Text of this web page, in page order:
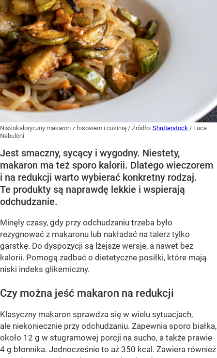
Niskokaloryczny makaron z łososiem i cukinią / Źródło: Shutterstock / Luca
Nebuloni
Jest smaczny, sycący i wygodny. Niestety,
makaron ma też sporo kalorii. Dlatego wieczorem
i na redukcji warto wybierać konkretny rodzaj.
Te produkty są naprawdę lekkie i wspierają
odchudzanie.
Minęły czasy, gdy przy odchudzaniu trzeba było
rezygnować z makaronu lub nakładać na talerz tylko
garstkę. Do dyspozycji są lżejsze wersje, a nawet bez
kalorii. Pomogą zadbać o dietetyczne posiłki, które mają
niski indeks glikemiczny.
Czy można jeść makaron na redukcji
Klasyczny makaron sprawdza się w wielu sytuacjach,
ale niekoniecznie przy odchudzaniu. Zapewnia sporo białka,
około 12 g w stugramowej porcji na sucho, a także prawie
4 g błonnika. Jednocześnie to aż 350 kcal. Zawiera również